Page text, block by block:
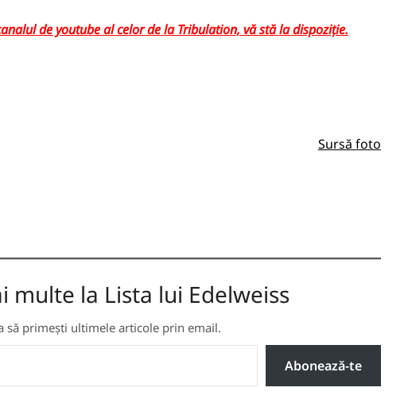
de youtube al celor de la Tribulation, vă stă la dispoziție.
Sursă foto
multe la Lista lui Edelweiss
să primești ultimele articole prin email.
Abonează-te